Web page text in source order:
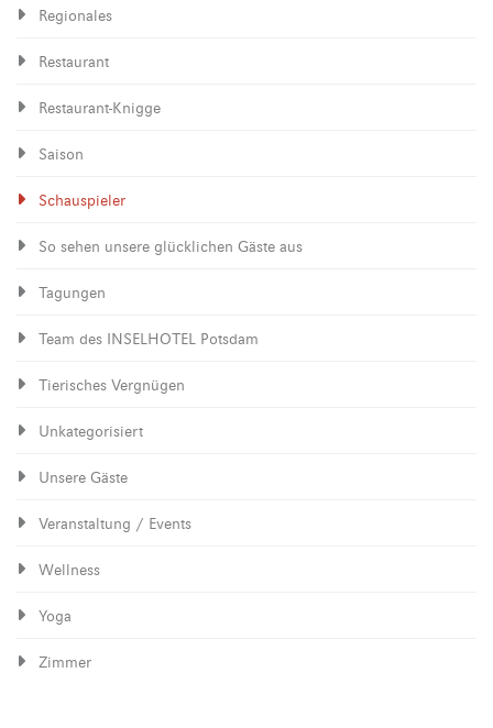
Regionales
Restaurant
Restaurant-Knigge
Saison
Schauspieler
So sehen unsere glücklichen Gäste aus
Tagungen
Team des INSELHOTEL Potsdam
Tierisches Vergnügen
Unkategorisiert
Unsere Gäste
Veranstaltung / Events
Wellness
Yoga
Zimmer